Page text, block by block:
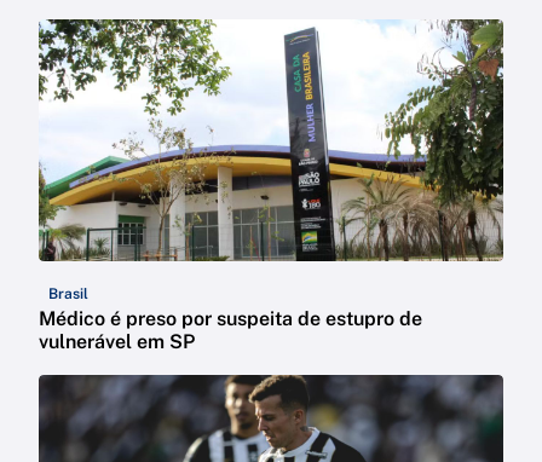
Brasil
Médico é preso por suspeita de estupro de
vulnerável em SP